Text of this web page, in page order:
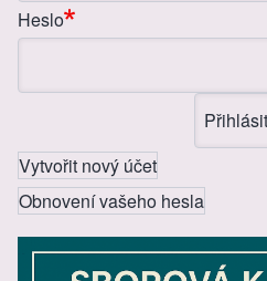
Heslo
Vytvořit nový účet
Obnovení vašeho hesla